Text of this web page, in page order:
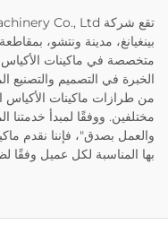
بينغيانغ، مدينة ونتشو،
من طرازات ماكينات الأكياس
مختلفين. ووفقًا لمبدأ خدمتنا
والعمل بصدق"، فإننا نقدم
بها المناسبة لكل عميل وفقًا